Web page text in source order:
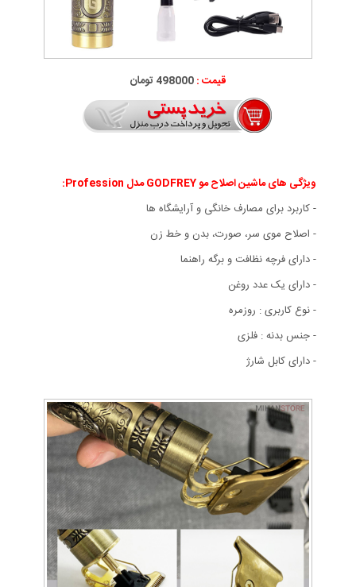
قیمت :498000 تومان
ویژگی های ماشین اصلاح مو GODFREY مدل Profession
:
- کاربرد برای مصارف خانگی و آرایشگاه ها
- اصلاح موی سر، صورت، بدن و خط زن
- دارای فرچه نظافت و برگه راهنما
- دارای یک عدد روغن
- نوع کاربری : روزمره
- جنس بدنه : فلزی
- دارای کابل شارژ